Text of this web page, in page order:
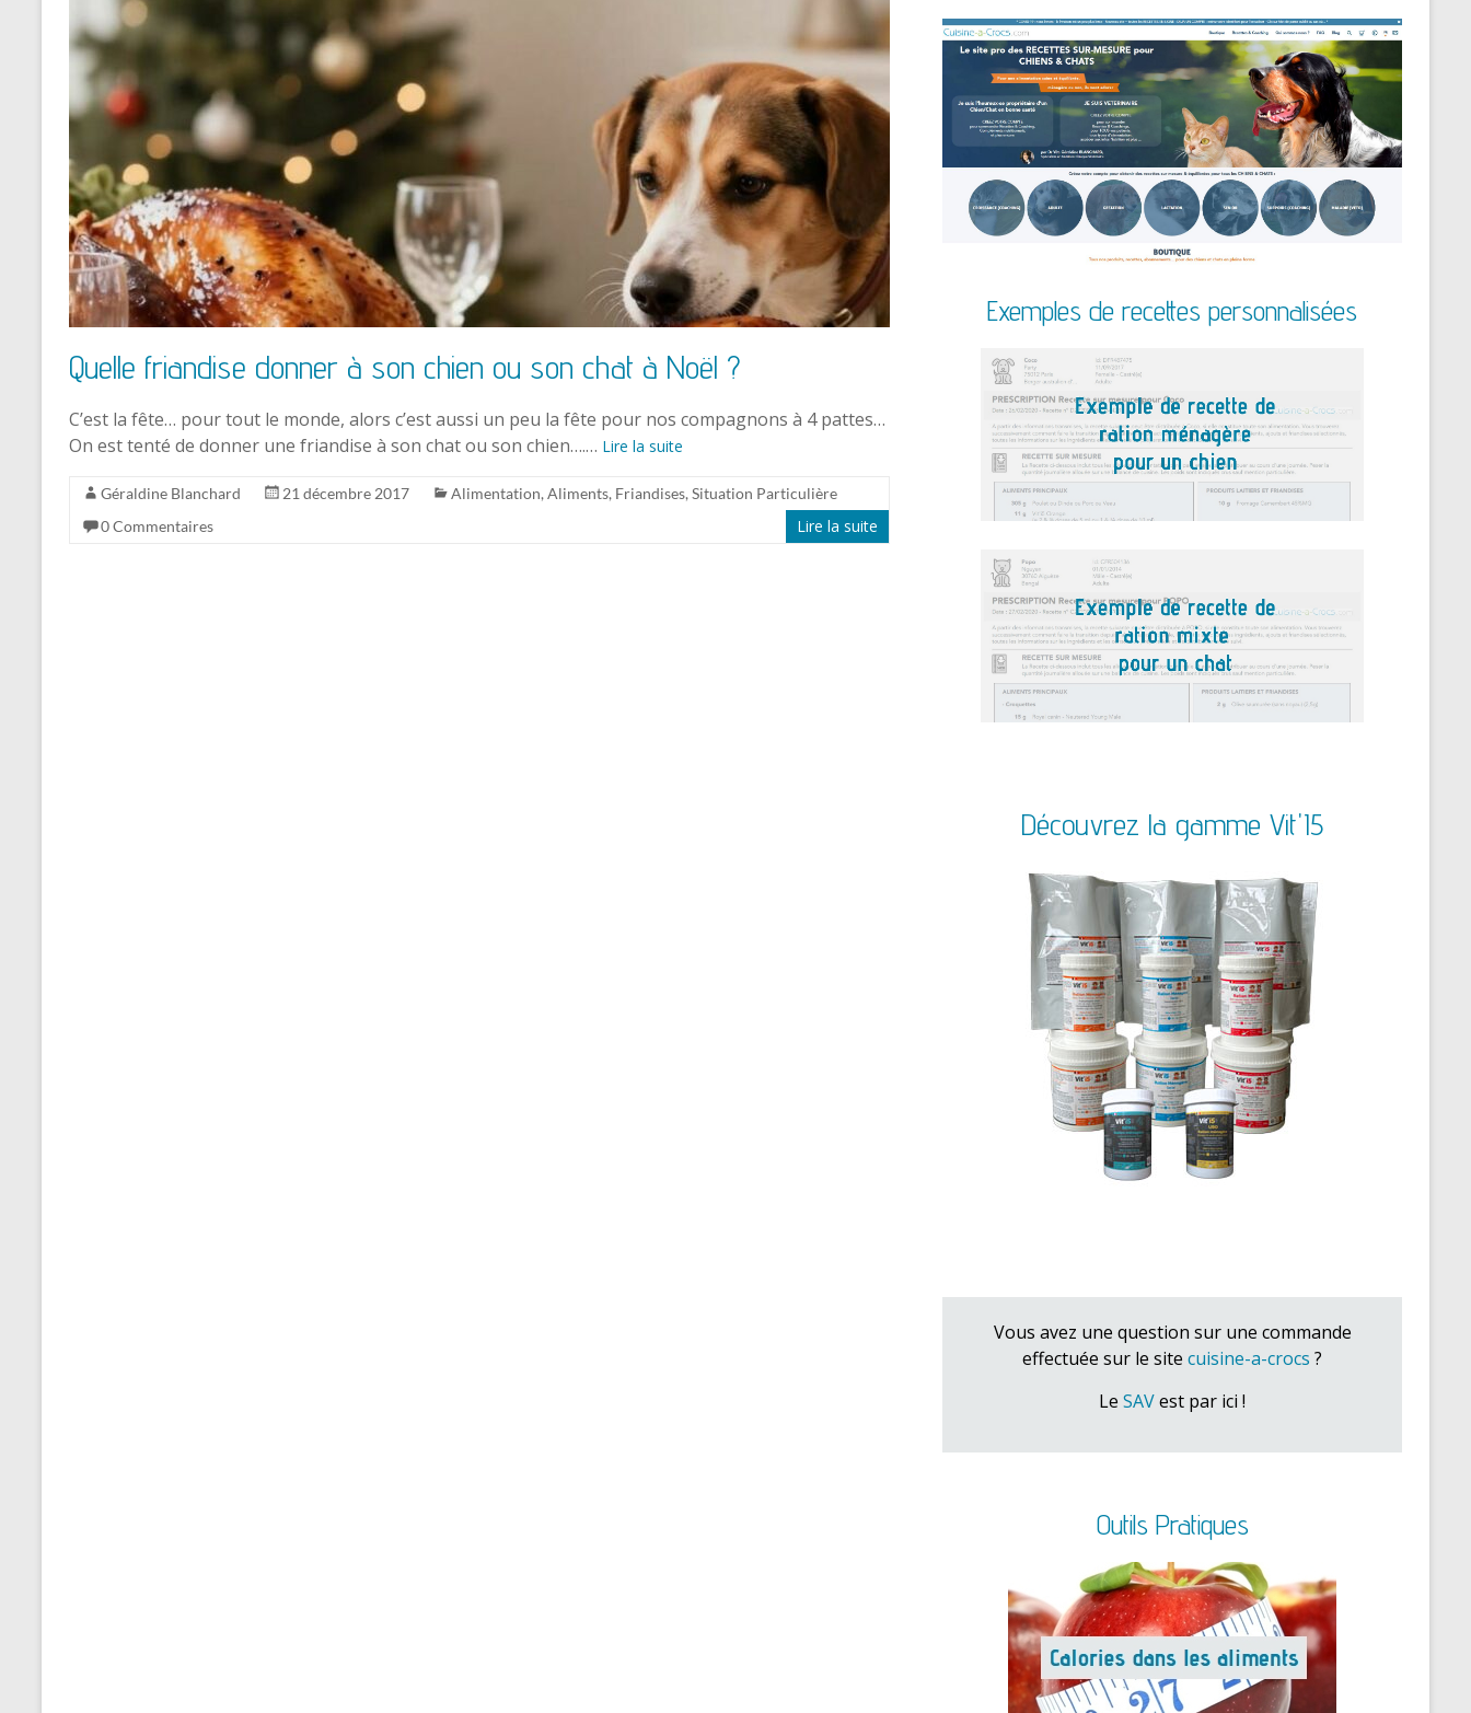
Quelle friandise donner à son chien ou son chat à Noël ?
C’est la fête… pour tout le monde, alors c’est aussi un peu la fête pour nos compagnons à 4 pattes…
On est tenté de donner une friandise à son chat ou son chien….… Lire la suite
Géraldine Blanchard 21 décembre 2017 Alimentation, Aliments, Friandises, Situation Particulière
0 Commentaires
Lire la suite
Exemples de recettes personnalisées
Découvrez la gamme Vit'I5
Vous avez une question sur une commande
effectuée sur le site cuisine-a-crocs ?
Le SAVest par ici !
Outils Pratiques